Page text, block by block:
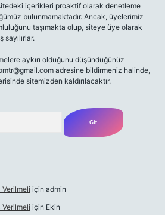
içerikleri proaktif olarak denetleme
bulunmamaktadır. Ancak, üyelerimiz
taşımakta olup, siteye üye olarak
aykırı olduğunu düşündüğünüz
adresine bildirmeniz halinde,
sitemizden kaldırılacaktır.
Verilmeli için admin
Verilmeli için Ekin